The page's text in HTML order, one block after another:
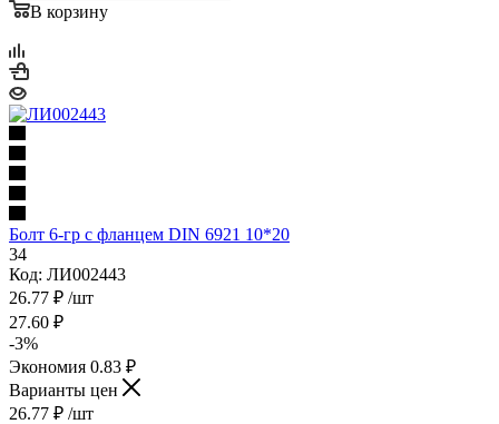
В корзину
Болт 6-гр с фланцем DIN 6921 10*20
34
Код: ЛИ002443
26.77 ₽ /шт
27.60 ₽
-3%
Экономия 0.83 ₽
Варианты цен
26.77 ₽ /шт